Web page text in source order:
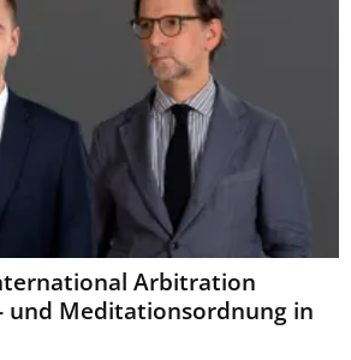
Arbitration
und Meditationsordnung in